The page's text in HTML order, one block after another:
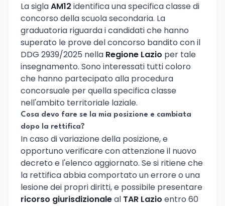
La siglaAM12 identifica una specifica classe di
concorso della scuola secondaria. La
graduatoria riguarda i candidati che hanno
superato le prove del concorso bandito con il
DDG 2939/2025 nella Regione Lazio per tale
insegnamento. Sono interessati tutti coloro
che hanno partecipato alla procedura
concorsuale per quella specifica classe
nell'ambito territoriale laziale.
Cosa devo fare se la mia posizione e cambiata
dopo la rettifica?
In caso di variazione della posizione, e
opportuno verificare con attenzione il nuovo
decreto e l'elenco aggiornato. Se si ritiene che
la rettifica abbia comportato un errore o una
lesione dei propri diritti, e possibile presentare
ricorso giurisdizionaleal TAR Lazio entro 60